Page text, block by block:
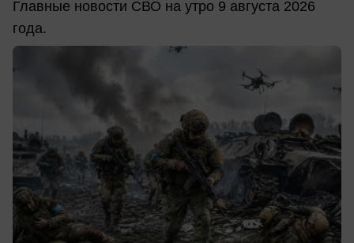
Главные новости СВО на утро 9 августа 2026
года.